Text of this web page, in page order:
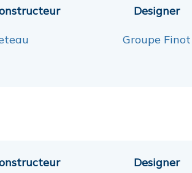
Designer
Groupe Finot
Designer